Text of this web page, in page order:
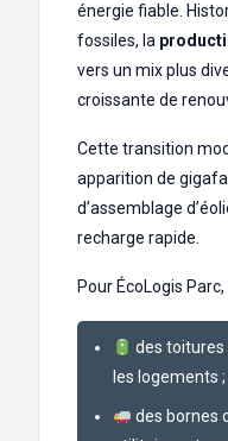
énergie fiable.
fossiles, la
vers un mix plus
croissante de
Cette transition
apparition de
d’assemblage
recharge rapide.
Pour ÉcoLogis
des toitures
les logements ;
des bornes